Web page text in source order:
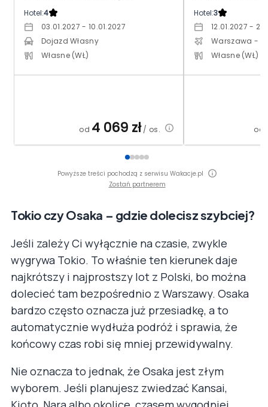
Hotel:4
03.01.2027 - 10.01.2027
Dojazd Własny
Własne (WŁ)
od 4 069 zł/ os.
Hotel:3
12.01.2027 -
Warszawa -
Własne (WŁ)
od
Powyższe treści pochodzą z serwisu Wakacje.pl
Zostań partnerem
Tokio czy Osaka – gdzie dolecisz szybciej?
Jeśli zależy Ci wyłącznie na czasie, zwykle
wygrywa Tokio. To właśnie ten kierunek daje
najkrótszy i najprostszy lot z Polski, bo można
dolecieć tam bezpośrednio z Warszawy. Osaka
bardzo często oznacza już przesiadkę, a to
automatycznie wydłuża podróż i sprawia, że
końcowy czas robi się mniej przewidywalny.
Nie oznacza to jednak, że Osaka jest złym
wyborem. Jeśli planujesz zwiedzać Kansai,